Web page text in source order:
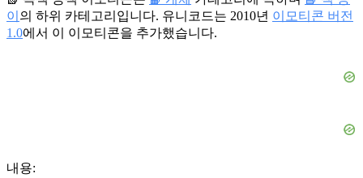
이 의 하위 카테고리입니다. 유니코드는 2010년 이모티콘 버전
1.0에서 이 이모티콘을 추가했습니다.
내용: